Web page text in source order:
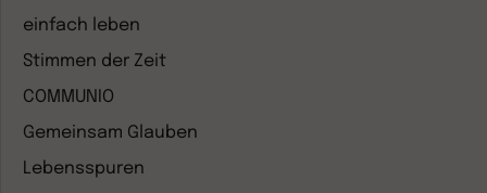
einfach leben
Stimmen der Zeit
COMMUNIO
Gemeinsam Glauben
Lebensspuren